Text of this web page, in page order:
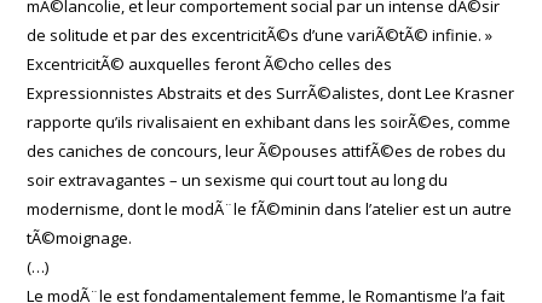
mÃ©lancolie, et leur comportement social par un intense dÃ©sir
de solitude et par des excentricitÃ©s d’une variÃ©tÃ© infinie. »
ExcentricitÃ© auxquelles feront Ã©cho celles des
Expressionnistes Abstraits et des SurrÃ©alistes, dont Lee Krasner
rapporte qu’ils rivalisaient en exhibant dans les soirÃ©es, comme
des caniches de concours, leur Ã©pouses attifÃ©es de robes du
soir extravagantes – un sexisme qui court tout au long du
modernisme, dont le modÃ¨le fÃ©minin dans l’atelier est un autre
tÃ©moignage.
(…)
Le modÃ¨le est fondamentalement femme, le Romantisme l’a fait